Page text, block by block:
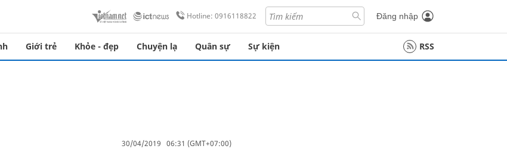
Hotline: 0916118822 Đăng nhập
Giới trẻ Khỏe - đẹp Chuyện lạ Quân sự Sự kiện RSS
30/04/2019 06:31 (GMT+07:00)